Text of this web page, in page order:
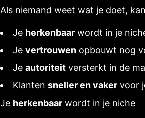
Als niemand weet wat je doet,
Je herkenbaar wordt in je
Jevertrouwen opbouwt nog
Jeautoriteit versterkt in de
Klantensneller en vaker voor
Je herkenbaar wordt in je niche